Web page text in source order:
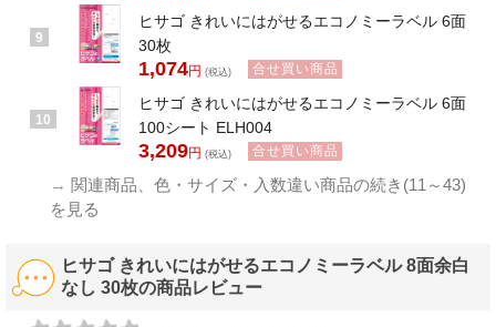
9
ヒサゴ きれいにはがせるエコノミーラベル 6面
30枚
1,074円 (税込) 合せ買い商品
10
ヒサゴ きれいにはがせるエコノミーラベル 6面
100シート ELH004
3,209円 (税込) 合せ買い商品
→ 関連商品、色・サイズ・入数違い商品の続き(11～43)
を見る
ヒサゴ きれいにはがせるエコノミーラベル 8面余白
なし 30枚の商品レビュー